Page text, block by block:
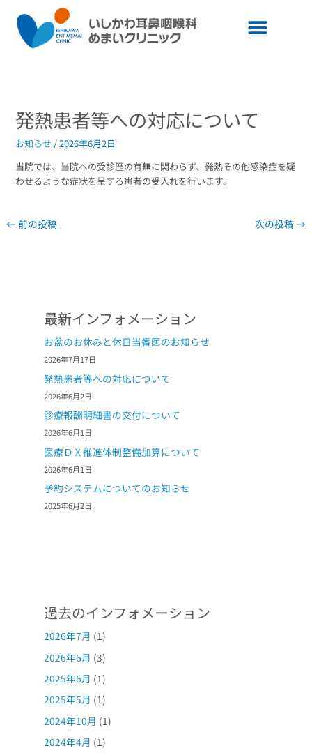
発熱患者等への対応について
お知らせ /2026年6月2日
当院では、当院への受診歴の有無に関わらず、発熱その他感染症を疑
わせるような症状を呈する患者の受入れを行います。
← 前の投稿 次の投稿 →
最新インフォメーション
お盆のお休みと休日当番医のお知らせ
2026年7月17日
発熱患者等への対応について
2026年6月2日
診療報酬明細書の交付について
2026年6月1日
医療ＤＸ推進体制整備加算について
2026年6月1日
予約システムについてのお知らせ
2025年6月2日
過去のインフォメーション
2026年7月 (1)
2026年6月 (3)
2025年6月 (1)
2025年5月 (1)
2024年10月 (1)
2024年4月 (1)